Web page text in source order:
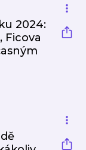
2024:
Ficova